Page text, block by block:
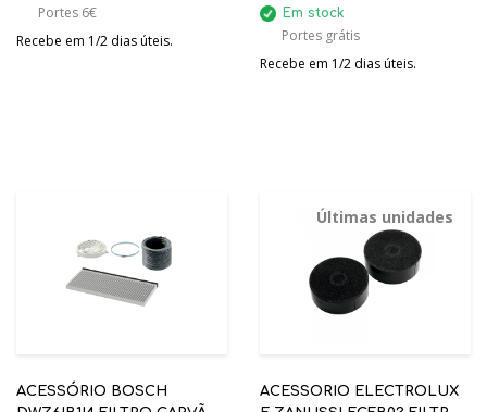
Portes 6€
Recebe em 1/2 dias úteis.
Em stock
Portes grátis
Recebe em 1/2 dias úteis.
ACESSÓRIO BOSCH
Últimas unidades
ACESSORIO ELECTROLUX